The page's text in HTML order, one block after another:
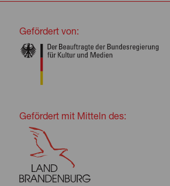
Gefördert von:
Gefördert mit Mitteln des: